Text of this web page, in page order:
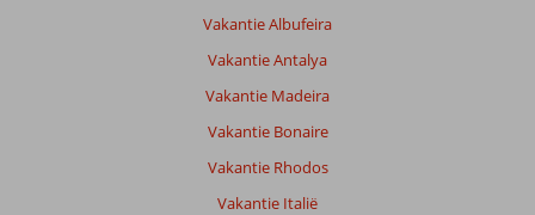
Vakantie Albufeira
Vakantie Antalya
Vakantie Madeira
Vakantie Bonaire
Vakantie Rhodos
Vakantie Italië